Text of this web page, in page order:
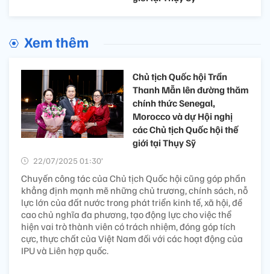
Xem thêm
Chủ tịch Quốc hội Trần
Thanh Mẫn lên đường thăm
chính thức Senegal,
Morocco và dự Hội nghị
các Chủ tịch Quốc hội thế
giới tại Thụy Sỹ
22/07/2025 01:30’
Chuyến công tác của Chủ tịch Quốc hội cũng góp phần
khẳng định mạnh mẽ những chủ trương, chính sách, nỗ
lực lớn của đất nước trong phát triển kinh tế, xã hội, đề
cao chủ nghĩa đa phương, tạo động lực cho việc thể
hiện vai trò thành viên có trách nhiệm, đóng góp tích
cực, thực chất của Việt Nam đối với các hoạt động của
IPU và Liên hợp quốc.